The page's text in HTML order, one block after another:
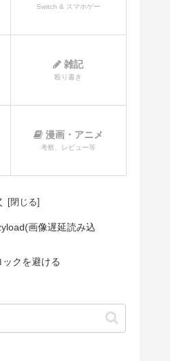
Switch & スマホゲー
雑記
殴り書き
漫画・アニメ
考察、レビュー等
画像遅延読み込
クを避ける